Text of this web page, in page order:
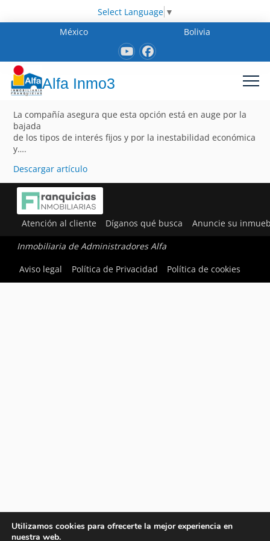
Select Language ▼
México
Bolivia
Alfa Inmo3
La compañía asegura que esta opción está en auge por la
bajada
de los tipos de interés fijos y por la inestabilidad económica
y….
Descargar artículo
Atención al cliente Díganos qué busca Anuncie su
Inmobiliaria de Administradores Alfa
Aviso legal
Política de Privacidad Política de cookies
Utilizamos cookies para ofrecerte la mejor experiencia en
nuestra web.